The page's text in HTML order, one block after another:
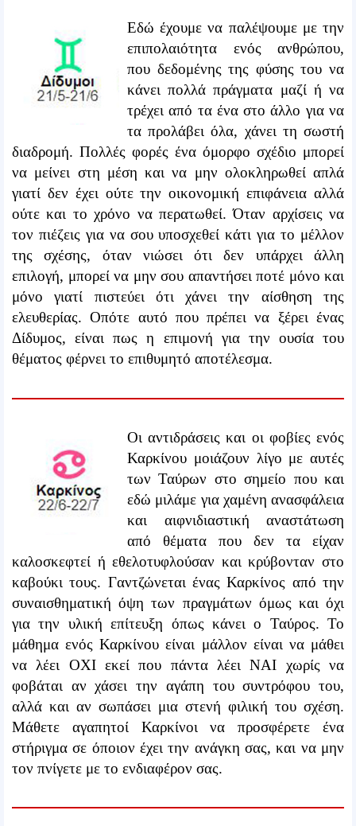
Εδώ έχουμε να παλέψουμε με την
επιπολαιότητα ενός ανθρώπου,
που δεδομένης της φύσης του να
κάνει πολλά πράγματα μαζί ή να
τρέχει από τα ένα στο άλλο για να
τα προλάβει όλα, χάνει τη σωστή
διαδρομή. Πολλές φορές ένα όμορφο σχέδιο μπορεί
να μείνει στη μέση και να μην ολοκληρωθεί απλά
γιατί δεν έχει ούτε την οικονομική επιφάνεια αλλά
ούτε και το χρόνο να περατωθεί. Όταν αρχίσεις να
τον πιέζεις για να σου υποσχεθεί κάτι για το μέλλον
της σχέσης, όταν νιώσει ότι δεν υπάρχει άλλη
επιλογή, μπορεί να μην σου απαντήσει ποτέ μόνο και
μόνο γιατί πιστεύει ότι χάνει την αίσθηση της
ελευθερίας. Οπότε αυτό που πρέπει να ξέρει ένας
Δίδυμος, είναι πως η επιμονή για την ουσία του
θέματος φέρνει το επιθυμητό αποτέλεσμα.
Οι αντιδράσεις και οι φοβίες ενός
Καρκίνου μοιάζουν λίγο με αυτές
των Ταύρων στο σημείο που και
εδώ μιλάμε για χαμένη ανασφάλεια
και αιφνιδιαστική αναστάτωση
από θέματα που δεν τα είχαν
καλοσκεφτεί ή εθελοτυφλούσαν και κρύβονταν στο
καβούκι τους. Γαντζώνεται ένας Καρκίνος από την
συναισθηματική όψη των πραγμάτων όμως και όχι
για την υλική επίτευξη όπως κάνει ο Ταύρος. Το
μάθημα ενός Καρκίνου είναι μάλλον είναι να μάθει
να λέει ΟΧΙ εκεί που πάντα λέει ΝΑΙ χωρίς να
φοβάται αν χάσει την αγάπη του συντρόφου του,
αλλά και αν σωπάσει μια στενή φιλική του σχέση.
Μάθετε αγαπητοί Καρκίνοι να προσφέρετε ένα
στήριγμα σε όποιον έχει την ανάγκη σας, και να μην
τον πνίγετε με το ενδιαφέρον σας.